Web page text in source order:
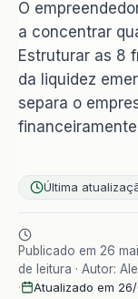
O
a concentrar
Estruturar as 8
da liquidez
separa o
Última
Publicado em 26
de leitura · Autor:
·
Atualizado em